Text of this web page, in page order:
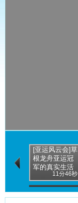
[亚运风云会]草
根龙舟亚运冠
军的真实生活
11分46秒